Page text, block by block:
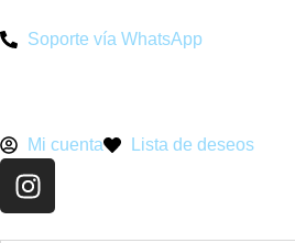
Soporte vía WhatsApp
Mi cuenta Lista de deseos